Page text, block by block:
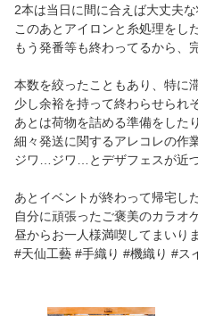
2本は当日に間に合えば大丈夫
このあとアイロンと糸処理をし
もう発番等も終わってるから、
本数を絞ったこともあり、特に
少し余裕を持って終わらせられ
あとは荷物を詰める準備をしたり
細々発送に関するアレコレの作
ジワ…ジワ…とデザフェスが近
あとイベントが終わって帰宅し
自分に頑張ったご褒美のカラオ
昼からお一人様満喫してまいり
#天仙工藝 #手織り #機織り #ス